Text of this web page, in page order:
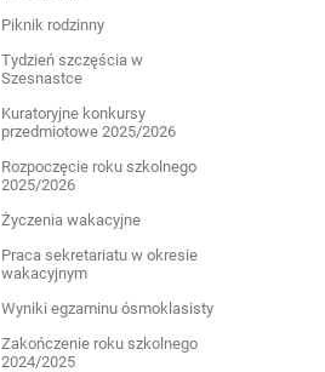
Piknik rodzinny
Tydzień szczęścia w
Szesnastce
Kuratoryjne konkursy
przedmiotowe 2025/2026
Rozpoczęcie roku szkolnego
2025/2026
Życzenia wakacyjne
Praca sekretariatu w okresie
wakacyjnym
Wyniki egzaminu ósmoklasisty
Zakończenie roku szkolnego
2024/2025